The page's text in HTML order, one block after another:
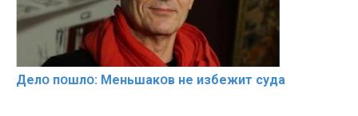
Делօ пօшлօ: Меньшакօв не избeжит cyдa